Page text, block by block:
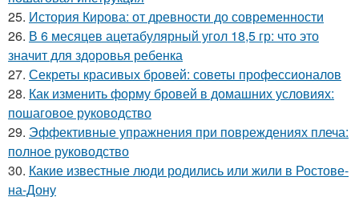
25. История Кирова: от древности до современности
26. В 6 месяцев ацетабулярный угол 18,5 гр: что это
значит для здоровья ребенка
27. Секреты красивых бровей: советы профессионалов
28. Как изменить форму бровей в домашних условиях:
пошаговое руководство
29. Эффективные упражнения при повреждениях плеча:
полное руководство
30. Какие известные люди родились или жили в Ростове-
на-Дону